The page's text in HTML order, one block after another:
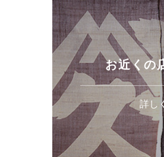
お近くの
詳し